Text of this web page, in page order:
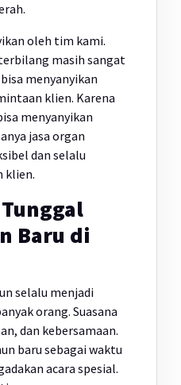
oleh tim kami.
masih sangat
menyanyikan
klien. Karena
menyanyikan
jasa organ
dan selalu
klien.
Baru di
selalu menjadi
orang. Suasana
dan kebersamaan.
baru sebagai waktu
acara spesial.